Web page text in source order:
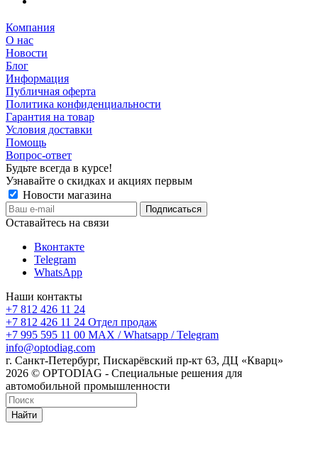
Компания
О нас
Новости
Блог
Информация
Публичная оферта
Политика конфиденциальности
Гарантия на товар
Условия доставки
Помощь
Вопрос-ответ
Будьте всегда в курсе!
Узнавайте о скидках и акциях первым
Новости магазина
Оставайтесь на связи
Вконтакте
Telegram
WhatsApp
Наши контакты
+7 812 426 11 24
+7 812 426 11 24 Отдел продаж
+7 995 595 11 00 MAX / Whatsapp / Telegram
info@optodiag.com
г. Санкт-Петербург, Пискарёвский пр-кт 63, ДЦ «Кварц»
2026 © OPTODIAG - Специальные решения для
автомобильной промышленности
Найти